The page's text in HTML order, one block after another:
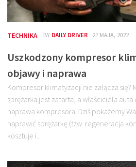
TECHNIKA · BY DAILY DRIVER · 27 MAJA, 2022
Uszkodzony kompresor
objawy i naprawa
Kompresor klimatyzacji nie załącza się?
sprężarka jest zatarta, a właściciela
naprawa kompresora. Dziś pokażemy
naprawić sprężarkę (tzw. regeneracja
kosztuje i...